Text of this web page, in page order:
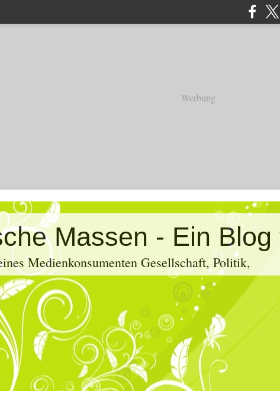
Werbung
Medienkonsumenten Gesellschaft, Politik,